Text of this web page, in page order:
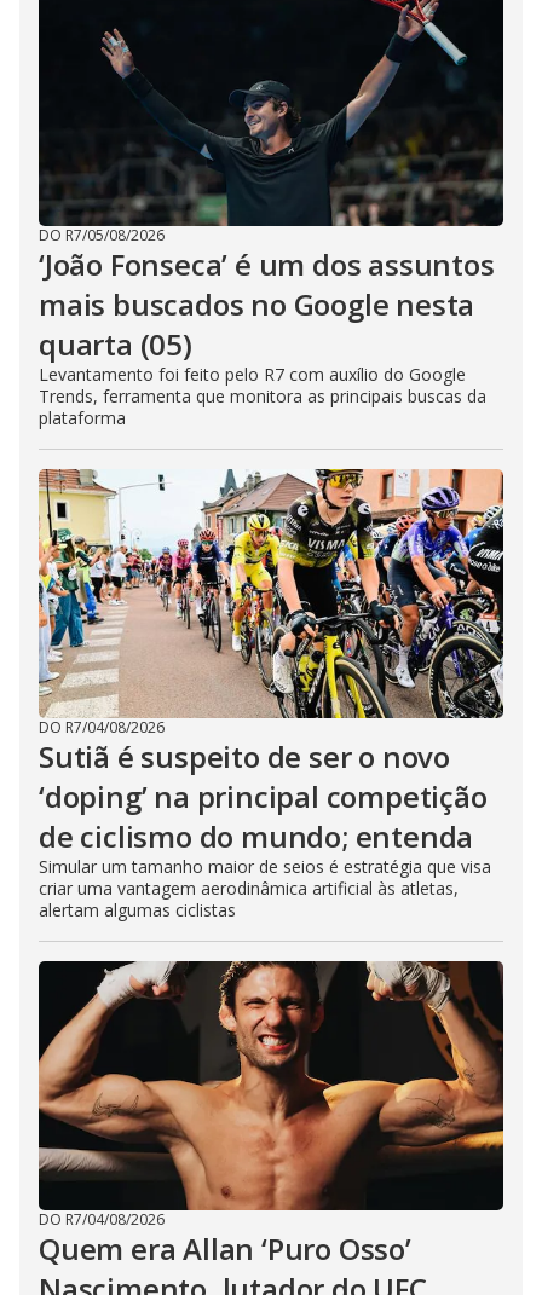
DO R7/05/08/2026
‘João Fonseca’ é um dos assuntos
mais buscados no Google nesta
quarta (05)
Levantamento foi feito pelo R7 com auxílio do Google
Trends, ferramenta que monitora as principais buscas da
plataforma
DO R7/04/08/2026
Sutiã é suspeito de ser o novo
‘doping’ na principal competição
de ciclismo do mundo; entenda
Simular um tamanho maior de seios é estratégia que visa
criar uma vantagem aerodinâmica artificial às atletas,
alertam algumas ciclistas
DO R7/04/08/2026
Quem era Allan ‘Puro Osso’